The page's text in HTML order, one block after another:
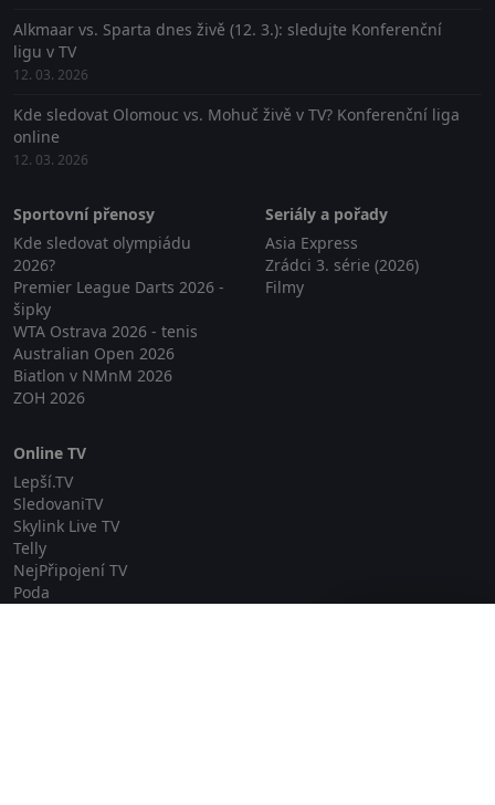
Alkmaar vs. Sparta dnes živě (12. 3.): sledujte Konferenční
ligu v TV
12. 03. 2026
Kde sledovat Olomouc vs. Mohuč živě v TV? Konferenční liga
online
12. 03. 2026
Sportovní přenosy
Kde sledovat olympiádu
2026?
Premier League Darts 2026 -
šipky
WTA Ostrava 2026 - tenis
Australian Open 2026
Biatlon v NMnM 2026
ZOH 2026
Seriály a pořady
Asia Express
Zrádci 3. série (2026)
Filmy
Online TV
Lepší.TV
SledovaniTV
Skylink Live TV
Telly
NejPřipojení TV
Poda